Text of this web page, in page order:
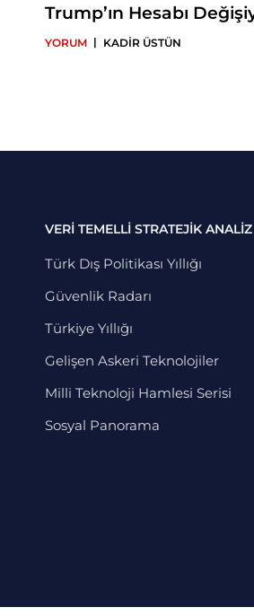
Trump’ın Hesabı
YORUM | KADİR ÜSTÜN
VERİ TEMELLİ STRATEJİK ANALİZ
Türk Dış Politikası Yıllığı
Güvenlik Radarı
Türkiye Yıllığı
Gelişen Askeri Teknolojiler
Milli Teknoloji Hamlesi Serisi
Sosyal Panorama